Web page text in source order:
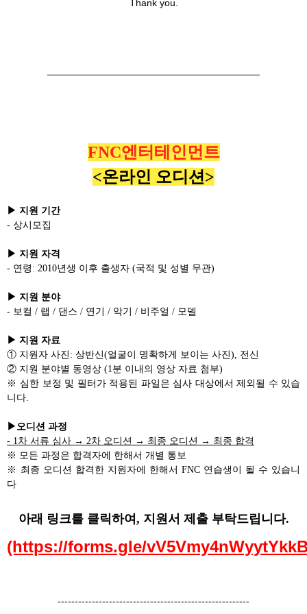
Thank you.
───────────────────────────────
FNC엔터테인먼트
<온라인 오디션>
▶ 지원 기간
- 상시모집
▶ 지원 자격
- 연령: 2010년생 이후 출생자 (국적 및 성별 무관)
▶ 지원 분야
- 보컬 / 랩 / 댄스 / 연기 / 악기 / 비주얼 / 모델
▶ 지원 자료
① 지원자 사진: 상반신(얼굴이 명확하게 보이는 사진), 전신
② 지원 분야별 동영상 (1분 이내의 영상 자료 첨부)
※ 심한 보정 및 필터가 적용된 파일은 심사 대상에서 제외될 수 있습
니다.
▶오디션 과정
- 1차 서류 심사 → 2차 오디션 → 최종 오디션 → 최종 합격
※ 모든 과정은 합격자에 한해서 개별 통보
※ 최종 오디션 합격한 지원자에 한해서 FNC 연습생이 될 수 있습니
다
아래 링크를 클릭하여, 지원서 제출 부탁드립니다.
(https://forms.gle/
--------------------------------------------------------